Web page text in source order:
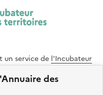
des
un service de l'Incubateur
source de ce site web